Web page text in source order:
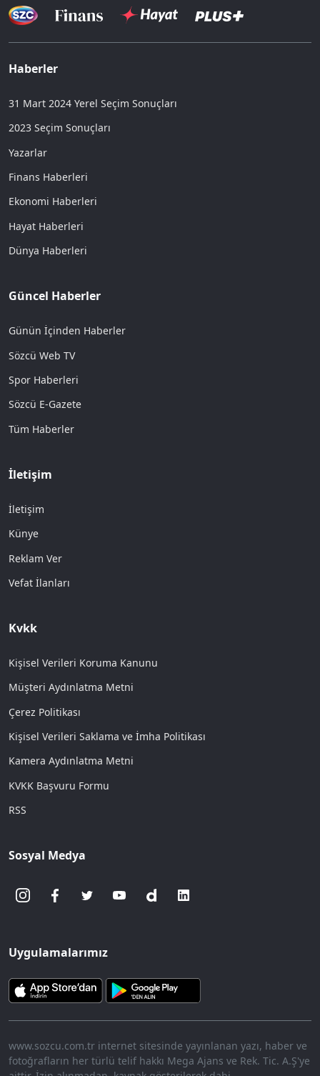
Haberler
31 Mart 2024 Yerel Seçim Sonuçları
2023 Seçim Sonuçları
Yazarlar
Finans Haberleri
Ekonomi Haberleri
Hayat Haberleri
Dünya Haberleri
Güncel Haberler
Günün İçinden Haberler
Sözcü Web TV
Spor Haberleri
Sözcü E-Gazete
Tüm Haberler
İletişim
İletişim
Künye
Reklam Ver
Vefat İlanları
Kvkk
Kişisel Verileri Koruma Kanunu
Müşteri Aydınlatma Metni
Çerez Politikası
Kişisel Verileri Saklama ve İmha Politikası
Kamera Aydınlatma Metni
KVKK Başvuru Formu
RSS
Sosyal Medya
Uygulamalarımız
www.sozcu.com.tr internet sitesinde yayınlanan yazı, haber ve
fotoğrafların her türlü telif hakkı Mega Ajans ve Rek. Tic. A.Ş'ye